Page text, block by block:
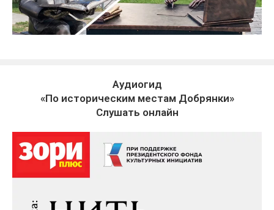
Аудиогид
«По историческим местам Добрянки»
Слушать онлайн